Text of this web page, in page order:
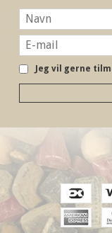
Jeg vil gerne